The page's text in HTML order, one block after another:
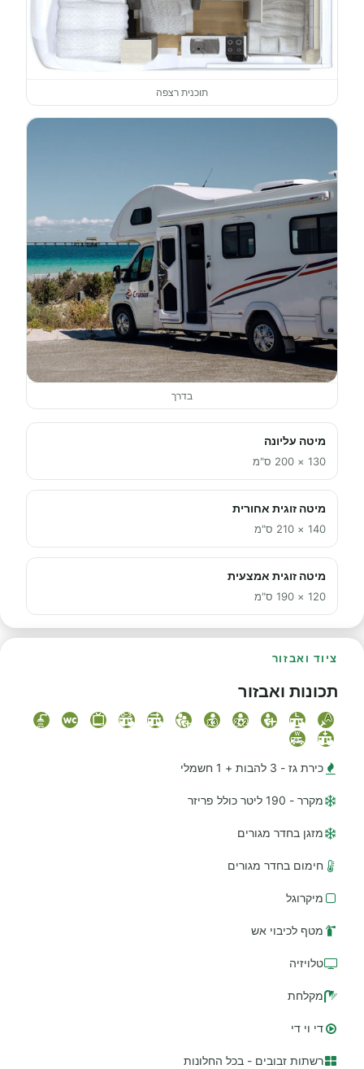
תוכנית רצפה
בדרך
מיטה עליונה
130 × 200 ס"מ
מיטה זוגית אחורית
140 × 210 ס"מ
מיטה זוגית אמצעית
120 × 190 ס"מ
ציוד ואבזור
תכונות ואבזור
כירת גז - 3 להבות + 1 חשמלי
מקרר - 190 ליטר כולל פריזר
מזגן בחדר מגורים
חימום בחדר מגורים
מיקרוגל
מטף לכיבוי אש
טלויזיה
מקלחת
די וי די
רשתות זבובים - בכל החלונות